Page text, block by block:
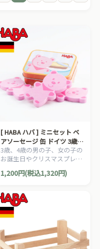
[ HABA ハバ ] ミニセット ベ
アソーセージ 缶 ドイツ 3歳
ブラザージョルダン おままご
と 食材 ごっこ遊び サックリ
木製
3歳、4歳の男の子、女の子の
お誕生日やクリスマスプレゼ
ントにおすすめの、HABA ハ
バ社 おままごと ミニセット
1,200円(税込1,320円)